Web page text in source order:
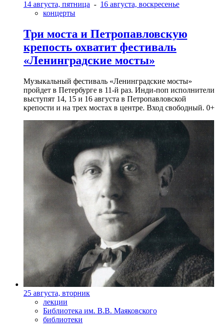
14 августа, пятница - 16 августа, воскресенье
концерты
Три моста и Петропавловскую
крепость охватит фестиваль
«Ленинградские мосты»
Музыкальный фестиваль «Ленинградские мосты»
пройдет в Петербурге в 11-й раз. Инди-поп исполнители
выступят 14, 15 и 16 августа в Петропавловской
крепости и на трех мостах в центре. Вход свободный. 0+
25 августа, вторник
лекции
Библиотека им. В.В. Маяковского
библиотеки